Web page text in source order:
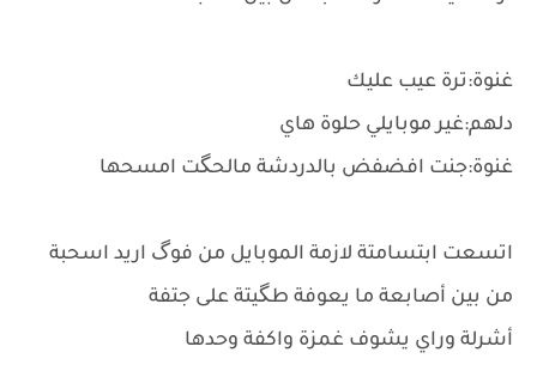
غنوة:ترة عيب عليك
دلهم:غير موبايلي حلوة هاي
غنوة:جنت افضفض بالدردشة مالحگت امسحها
اتسعت ابتسامتة لازمة الموبايل من فوگ اريد اسحبة
من بين أصابعة ما يعوفة طگيتة على جتفة
أشرلة وراي يشوف غمزة واكفة وحدها